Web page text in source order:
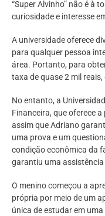
“Super Alvinho” não é à
curiosidade e interesse
A universidade oferece
para qualquer pessoa
área. Portanto, para
taxa de quase 2 mil
No entanto, a
Financeira, que oferece
assim que Adriano
uma prova e um
condição econômica da
garantiu uma
O menino começou a
própria por meio de um
única de estudar em